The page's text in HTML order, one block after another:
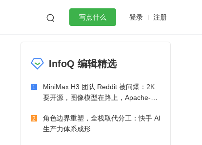
 写点什么 登录 注册
微服务架构 flutter
InfoQ 编辑精选
1
MiniMax H3 团队 Reddit 被问爆：2K
要开源，图像模型在路上，Apache-2.0
2
角色边界重塑，全栈取代分工：快手 AI
生产力体系成形